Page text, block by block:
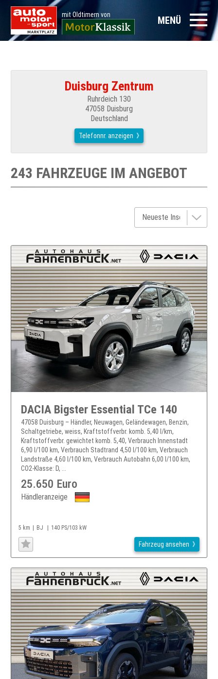
mit Oldtimern von MENÜ
Duisburg Zentrum
Ruhrdeich 130
47058 Duisburg
Deutschland
Telefonnr. anzeigen
243 FAHRZEUGE IM ANGEBOT
DACIA Bigster Essential TCe 140
47058 Duisburg – Händler, Neuwagen, Geländewagen, Benzin,
Schaltgetriebe, weiss, Kraftstoffverbr. komb. 5,40 l/km,
Kraftstoffverbr. gewichtet komb. 5,40, Verbrauch Innenstadt
6,90 l/100 km, Verbrauch Stadtrand 4,50 l/100 km, Verbrauch
Landstraße 4,60 l/100 km, Verbrauch Autobahn 6,00 l/100 km,
CO2-Klasse: D, ...
25.650 Euro
Händleranzeige
5 km BJ 140 PS/103 kW
Fahrzeug ansehen